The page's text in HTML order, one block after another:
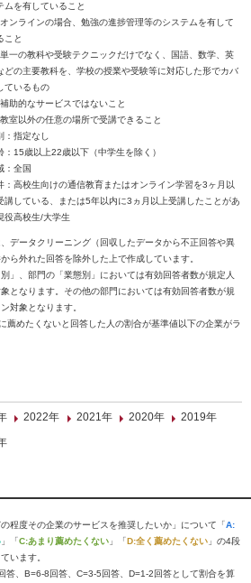
ムを有していること
ンラインの場合、勉強の進捗管理等のシステムを有して
こと
一の教科や受験テクニックだけでなく、国語、数学、英
どの主要教科を、学校の授業や受験等に対応した形でカバ
ているもの
助的なサービスではないこと
室以外の任意の場所で受講できること
：指定なし
：15歳以上22歳以下（中学生を除く）
：全国
：高校生向けの通信教育またはオンライン学習を3ヶ月以
講している、または5年以内に3ヵ月以上受講したことがあ
役高校生/大学生
データクリーニング（回収したデータから不正回答や異
ら外れた回答を除外した上で作成しています。
」、部門の「業態別」においては有効回答者数が規定人
となります。その他の部門においては有効回答者数が規
対象となります。
めたくないと回答した人の割合が基準値以下の企業がラ
2022年 2021年 2020年
2019年
程度その企業のサービスを推奨したいか」について「A:
」「C:あまり薦めたくない 」「D:全く薦めたくない 」の4段
います。
、B=6-8回答、C=3-5回答、D=1-2回答として割合を算